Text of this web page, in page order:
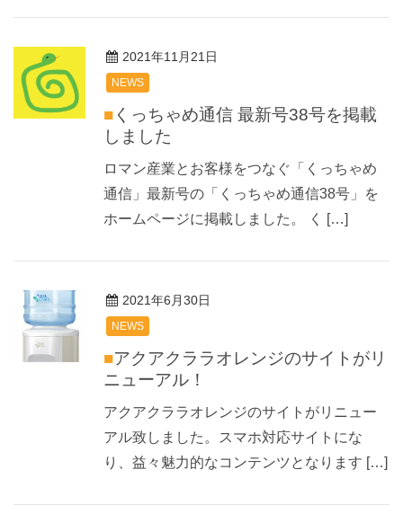
2021年11月21日
NEWS
■くっちゃめ通信 最新号38号を掲載
しました
ロマン産業とお客様をつなぐ「くっちゃめ
通信」最新号の「くっちゃめ通信38号」を
ホームページに掲載しました。 く […]
2021年6月30日
NEWS
■アクアクララオレンジのサイトがリ
ニューアル！
アクアクララオレンジのサイトがリニュー
アル致しました。スマホ対応サイトにな
り、益々魅力的なコンテンツとなります […]